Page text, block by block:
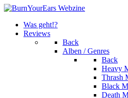
Was geht!?
Reviews
Back
Alben / Genres
Back
Heavy
Thrash
Black
Death